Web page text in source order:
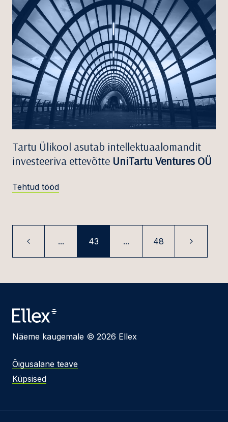
Tartu Ülikool asutab intellektuaalomandit
investeeriva ettevõtte UniTartu Ventures OÜ
Tehtud tööd
... 43 ... 48
Näeme kaugemale © 2026 Ellex
Õigusalane teave
Küpsised